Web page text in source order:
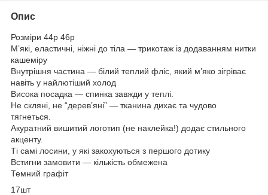
Опис
Розміри 44р 46р
М’які, еластичні, ніжні до тіла — трикотаж із додаванням нитки
кашеміру
Внутрішня частина — білий теплий фліс, який м’яко зігріває
навіть у найлютіший холод
Висока посадка — спинка завжди у теплі.
Не скляні, не “дерев’яні” — тканина дихає та чудово
тягнеться.
Акуратний вишитий логотип (не наклейка!) додає стильного
акценту.
Ті самі лосини, у які закохуються з першого дотику
Встигни замовити — кількість обмежена
Темний графіт
17шт